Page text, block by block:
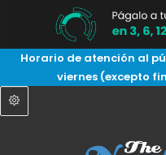
Horario de atención al
viernes (excepto